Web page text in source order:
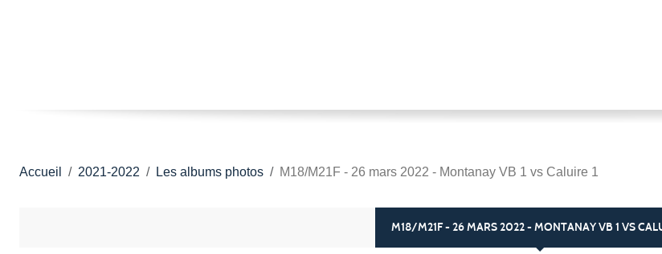
Accueil 2021-2022 Les albums photos M18/M21F - 26 mars 2022 - Montanay VB 1 vs Caluire 1
M18/M21F - 26 MARS 2022 - MONTANAY VB 1 VS